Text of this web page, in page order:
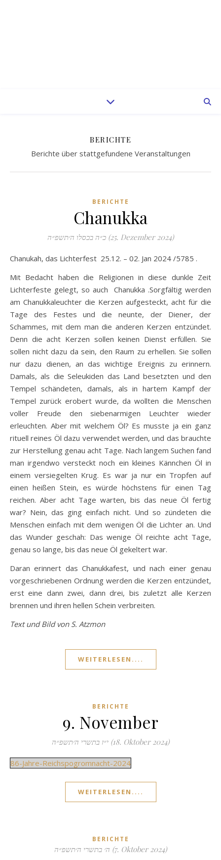
BERICHTE
Berichte über stattgefundene Veranstaltungen
BERICHTE
Chanukka
כ״ה בכסלו ה׳תשפ״ה (25. Dezember 2024)
Chanukah, das Lichterfest 25.12. – 02. Jan 2024 /5785 .
Mit Bedacht haben die Religionen in diese dunkle Zeit
Lichterfeste gelegt, so auch Chanukka .Sorgfältig werden
am Chanukkaleuchter die Kerzen aufgesteckt, acht für die
Tage des Festes und die neunte, der Diener, der
Schammes, mit dem man die anderen Kerzen entzündet.
Denn die acht Kerzen sollen keinen Dienst erfüllen. Sie
sollen nicht dazu da sein, den Raum zu erhellen. Sie sollen
nur dazu dienen, an das wichtige Ereignis zu erinnern.
Damals, als die Seleukiden das Land besetzten und den
Tempel schändeten, damals, als in hartem Kampf der
Tempel zurück erobert wurde, da wollten die Menschen
voller Freude den siebenarmigen Leuchter wieder
erleuchten. Aber mit welchem Öl? Es musste ja ein ganz
rituell reines Öl dazu verwendet werden, und das brauchte
zur Herstellung genau acht Tage. Nach langem Suchen fand
man irgendwo versteckt noch ein kleines Kännchen Öl in
einem versiegelten Krug. Es war ja nur ein Tropfen auf
einen heißen Stein, es würde höchstens für einen Tag
reichen. Aber acht Tage warten, bis das neue Öl fertig
war? Nein, das ging einfach nicht. Und so zündeten die
Menschen einfach mit dem wenigen Öl die Lichter an. Und
das Wunder geschah: Das wenige Öl reichte acht Tage,
genau so lange, bis das neue Öl gekeltert war.
Daran erinnert das Chanukkafest, und nach einer genau
vorgeschriebenen Ordnung werden die Kerzen entzündet,
erst eine dann zwei, dann drei, bis zuletzt alle Kerzen
brennen und ihren hellen Schein verbreiten.
Text und Bild von S. Atzmon
WEITERLESEN....
BERICHTE
9. November
י״ז בתשרי ה׳תשפ״ה (18. Oktober 2024)
86-Jahre-Reichspogromnacht-2024
WEITERLESEN....
BERICHTE
ה׳ בתשרי ה׳תשפ״ה (7. Oktober 2024)